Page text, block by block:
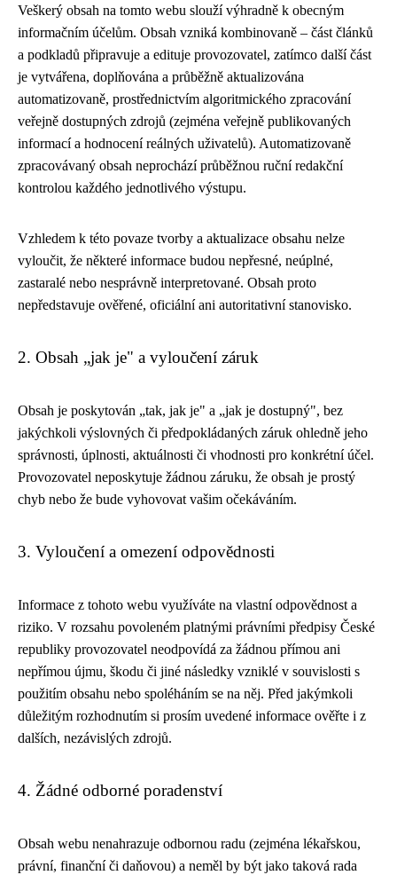
Veškerý obsah na tomto webu slouží výhradně k obecným
informačním účelům. Obsah vzniká kombinovaně – část článků
a podkladů připravuje a edituje provozovatel, zatímco další část
je vytvářena, doplňována a průběžně aktualizována
automatizovaně, prostřednictvím algoritmického zpracování
veřejně dostupných zdrojů (zejména veřejně publikovaných
informací a hodnocení reálných uživatelů). Automatizovaně
zpracovávaný obsah neprochází průběžnou ruční redakční
kontrolou každého jednotlivého výstupu.
Vzhledem k této povaze tvorby a aktualizace obsahu nelze
vyloučit, že některé informace budou nepřesné, neúplné,
zastaralé nebo nesprávně interpretované. Obsah proto
nepředstavuje ověřené, oficiální ani autoritativní stanovisko.
2. Obsah „jak je" a vyloučení záruk
Obsah je poskytován „tak, jak je" a „jak je dostupný", bez
jakýchkoli výslovných či předpokládaných záruk ohledně jeho
správnosti, úplnosti, aktuálnosti či vhodnosti pro konkrétní účel.
Provozovatel neposkytuje žádnou záruku, že obsah je prostý
chyb nebo že bude vyhovovat vašim očekáváním.
3. Vyloučení a omezení odpovědnosti
Informace z tohoto webu využíváte na vlastní odpovědnost a
riziko. V rozsahu povoleném platnými právními předpisy České
republiky provozovatel neodpovídá za žádnou přímou ani
nepřímou újmu, škodu či jiné následky vzniklé v souvislosti s
použitím obsahu nebo spoléháním se na něj. Před jakýmkoli
důležitým rozhodnutím si prosím uvedené informace ověřte i z
dalších, nezávislých zdrojů.
4. Žádné odborné poradenství
Obsah webu nenahrazuje odbornou radu (zejména lékařskou,
právní, finanční či daňovou) a neměl by být jako taková rada